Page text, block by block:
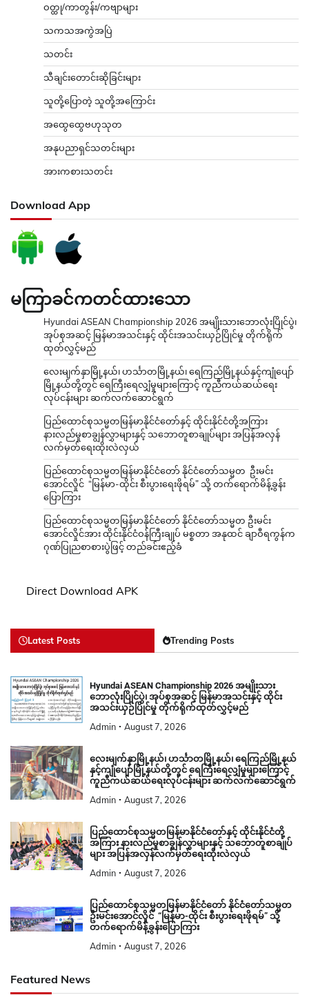
ဝတ္ထု/ကာတွန်း/ကဗျာများ
သကသအကွဲအပြဲ
သတင်း
သီချင်းတောင်းဆိုခြင်းများ
သူတို့ပြောတဲ့ သူတို့အကြောင်း
အထွေထွေဗဟုသုတ
အနုပညာရှင်သတင်းများ
အားကစားသတင်း
Download App
မကြာခင်ကတင်ထားသော
Hyundai ASEAN Championship 2026 အမျိုးသားဘောလုံးပြိုင်ပွဲ၊
အုပ်စုအဆင့် မြန်မာအသင်းနှင့် ထိုင်းအသင်းယှဉ်ပြိုင်မှု တိုက်ရိုက်
ထုတ်လွှင့်မည်
လေးမျက်နှာမြို့နယ်၊ ဟင်္သာတမြို့နယ်၊ ရေကြည်မြို့နယ်နှင့်ကျုံပျော်
မြို့နယ်တို့တွင် ရေကြီးရေလျှံမှုများကြောင့် ကူညီကယ်ဆယ်ရေး
လုပ်ငန်းများ ဆက်လက်ဆောင်ရွက်
ပြည်ထောင်စုသမ္မတမြန်မာနိုင်ငံတော်နှင့် ထိုင်းနိုင်ငံတို့အကြား
နားလည်မှုစာချွန်လွှာများနှင့် သဘောတူစာချုပ်များ အပြန်အလှန်
လက်မှတ်ရေးထိုးလဲလှယ်
ပြည်ထောင်စုသမ္မတမြန်မာနိုင်ငံတော် နိုင်ငံတော်သမ္မတ ဦးမင်း
အောင်လှိုင် “မြန်မာ-ထိုင်း စီးပွားရေးဖိုရမ်” သို့ တက်ရောက်မိန့်ခွန်း
ပြောကြား
ပြည်ထောင်စုသမ္မတမြန်မာနိုင်ငံတော် နိုင်ငံတော်သမ္မတ ဦးမင်း
အောင်လှိုင်အား ထိုင်းနိုင်ငံဝန်ကြီးချုပ် မစ္စတာ အနုထင် ချာဝီရကွန်က
ဂုဏ်ပြုညစာစားပွဲဖြင့် တည်ခင်းဧည့်ခံ
Direct Download APK
Latest Posts Trending Posts
Hyundai ASEAN Championship 2026 အမျိုးသား
ဘောလုံးပြိုင်ပွဲ၊ အုပ်စုအဆင့် မြန်မာအသင်းနှင့် ထိုင်း
အသင်းယှဉ်ပြိုင်မှု တိုက်ရိုက်ထုတ်လွှင့်မည်
Admin August 7, 2026
လေးမျက်နှာမြို့နယ်၊ ဟင်္သာတမြို့နယ်၊ ရေကြည်မြို့နယ်
နှင့်ကျုံပျော်မြို့နယ်တို့တွင် ရေကြီးရေလျှံမှုများကြောင့်
ကူညီကယ်ဆယ်ရေးလုပ်ငန်းများ ဆက်လက်ဆောင်ရွက်
Admin August 7, 2026
ပြည်ထောင်စုသမ္မတမြန်မာနိုင်ငံတော်နှင့် ထိုင်းနိုင်ငံတို့
အကြား နားလည်မှုစာချွန်လွှာများနှင့် သဘောတူစာချုပ်
များ အပြန်အလှန်လက်မှတ်ရေးထိုးလဲလှယ်
Admin August 7, 2026
ပြည်ထောင်စုသမ္မတမြန်မာနိုင်ငံတော် နိုင်ငံတော်သမ္မတ
ဦးမင်းအောင်လှိုင် “မြန်မာ-ထိုင်း စီးပွားရေးဖိုရမ်” သို့
တက်ရောက်မိန့်ခွန်းပြောကြား
Admin August 7, 2026
Featured News